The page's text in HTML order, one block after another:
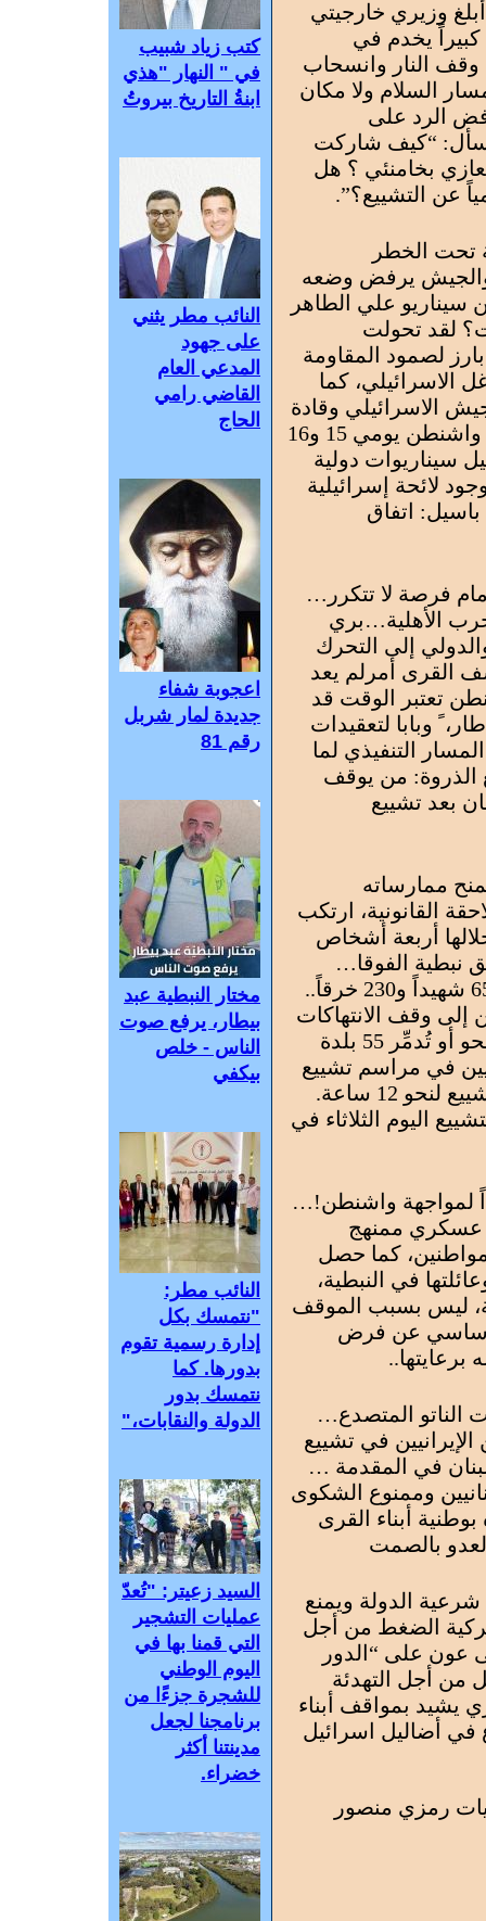
أبلغ وزيري خارجيتي
يخدم في
وقف النار وانسحاب
السلام ولا مكان
الرد على
ويسأل: “كيف شاركت
بخامنئي ؟ هل
عن التشييع؟”.
تحت الخطر
والجيش يرفض وضعه
سيناريو علي الطاهر
لقد تحولت
لصمود المقاومة
الاسرائيلي، كما
الاسرائيلي وقادة
العدو..”إسرائيل” تناور.. محادثات واشنطن يومي 15 و16
سيناريوات دولية
لائحة إسرائيلية
اتفاق
فرصة لا تتكرر…
الأهلية…بري
إلى التحرك
القرى أمرلم يعد
تعتبر الوقت قد
وبابا لتعقيدات
التنفيذي لما
الذروة: من يوقف
بعد تشييع
ممارساته
القانونية، ارتكب
أربعة أشخاص
نبطية الفوقا…
عشرة أيام على «اتفاق الإطار»: 65 شهيداً و230 خرقاً..
إلى وقف الانتهاكات
الإسرائيلية في لبنان.. إسرائيل تمحو أو تُدمِّر 55 بلدة
في مراسم تشييع
خامنئي وقد امتد مسار موكب التشييع لنحو 12 ساعة.
اليوم الثلاثاء في
لمواجهة واشنطن!…
عسكري ممنهج
كما حصل
في النبطية،
ليس بسبب الموقف
الأساسي عن فرض
برعايتها..
المتصدع…
في تشييع
في المقدمة …
وممنوع الشكوى
أبناء القرى
بالصمت
الدولة ويمنع
الضغط من أجل
عون على “الدور
من أجل التهدئة
يشيد بمواقف أبناء
في أضاليل اسرائيل
رمزي منصور
كتب زياد شبيب
في " النهار "هذي
ابنةُ التاريخ بيروتُ
النائب مطر يثني
على جهود
المدعي العام
القاضي رامي
الحاج
اعجوبة شفاء
جديدة لمار شربل
رقم 81
مختار النبطية عبد
بيطار، يرفع صوت
الناس - خلص
بيكفي
النائب مطر:
"نتمسك بكل
إدارة رسمية تقوم
بدورها. كما
نتمسك بدور
الدولة والنقابات،"
السيد زعيتر: "تُعدّ
عمليات التشجير
التي قمنا بها في
اليوم الوطني
للشجرة جزءًا من
برنامجنا لجعل
مدينتنا أكثر
خضراء.